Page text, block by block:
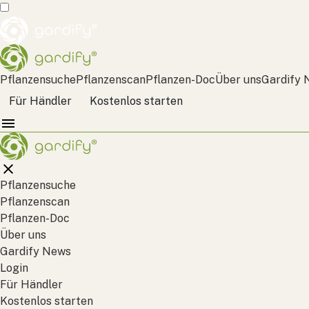
PflanzensuchePflanzenscanPflanzen-DocÜber unsGardify
Für Händler
Kostenlos starten
Pflanzensuche
Pflanzenscan
Pflanzen-Doc
Über uns
Gardify News
Login
Für Händler
Kostenlos starten